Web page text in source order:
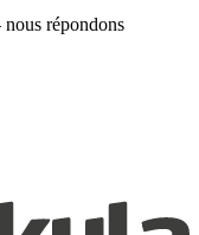
répondons